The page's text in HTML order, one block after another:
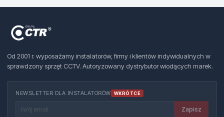
Od 2001 r. wyposażamy instalatorów, firmy i klientów indywidualnych w
sprawdzony sprzęt CCTV. Autoryzowany dystrybutor wiodących marek.
NEWSLETTER DLA INSTALATORÓW WKRÓTCE
Zapisz